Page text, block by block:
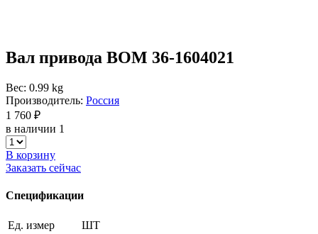
Вал привода ВОМ 36-1604021
Вес: 0.99 kg
Производитель: Россия
1 760 ₽
в наличии 1
В корзину
Заказать сейчас
Спецификации
Ед. измер
ШТ